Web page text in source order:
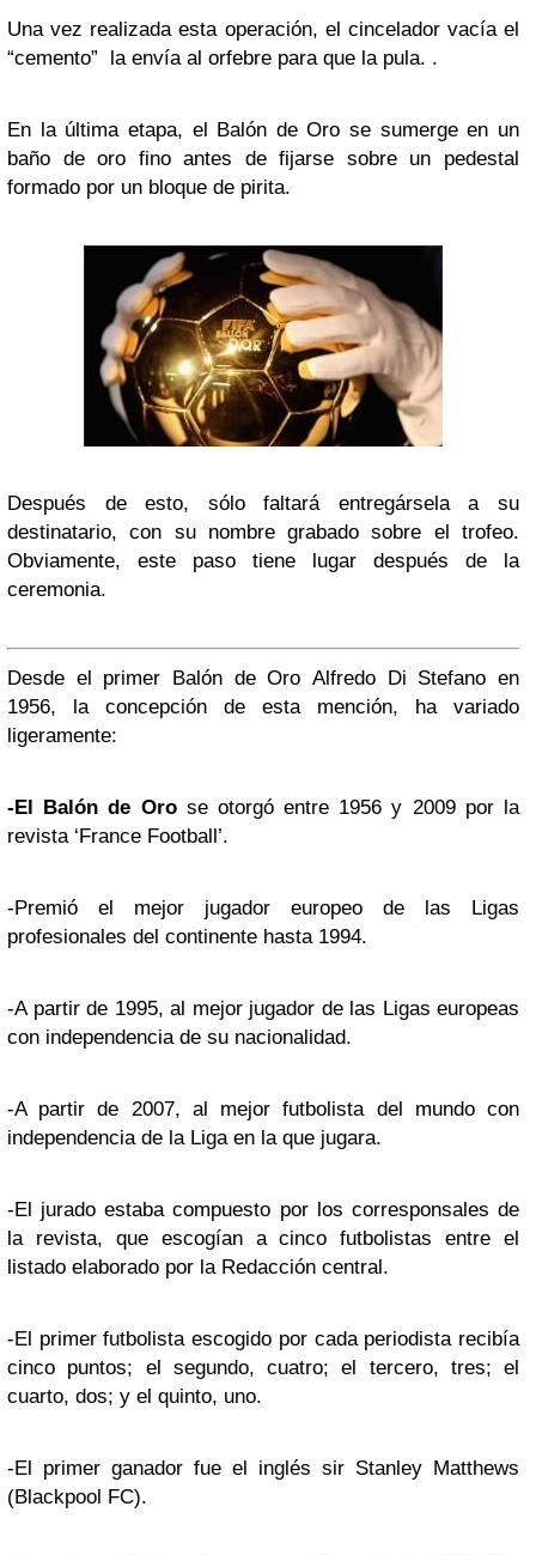
Una vez realizada esta operación, el cincelador vacía el
“cemento” la envía al orfebre para que la pula. .
En la última etapa, el Balón de Oro se sumerge en un
baño de oro fino antes de fijarse sobre un pedestal
formado por un bloque de pirita.
Después de esto, sólo faltará entregársela a su
destinatario, con su nombre grabado sobre el trofeo.
Obviamente, este paso tiene lugar después de la
ceremonia.
Desde el primer Balón de Oro Alfredo Di Stefano en
1956, la concepción de esta mención, ha variado
ligeramente:
-El Balón de Orose otorgó entre 1956 y 2009 por la
revista ‘France Football’.
-Premió el mejor jugador europeo de las Ligas
profesionales del continente hasta 1994.
-A partir de 1995, al mejor jugador de las Ligas europeas
con independencia de su nacionalidad.
-A partir de 2007, al mejor futbolista del mundo con
independencia de la Liga en la que jugara.
-El jurado estaba compuesto por los corresponsales de
la revista, que escogían a cinco futbolistas entre el
listado elaborado por la Redacción central.
-El primer futbolista escogido por cada periodista recibía
cinco puntos; el segundo, cuatro; el tercero, tres; el
cuarto, dos; y el quinto, uno.
-El primer ganador fue el inglés sir Stanley Matthews
(Blackpool FC).